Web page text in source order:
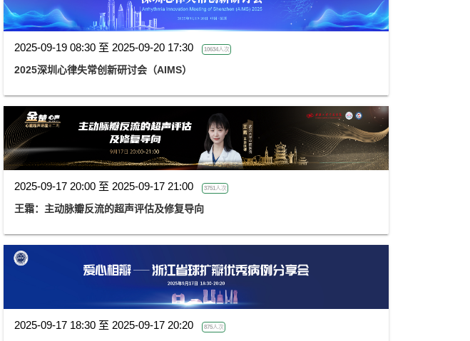
2025-09-19 08:30 至 2025-09-20 17:30 10634人次
2025深圳心律失常创新研讨会（AIMS）
2025-09-17 20:00 至 2025-09-17 21:00 3751人次
王霜：主动脉瓣反流的超声评估及修复导向
2025-09-17 18:30 至 2025-09-17 20:20 875人次